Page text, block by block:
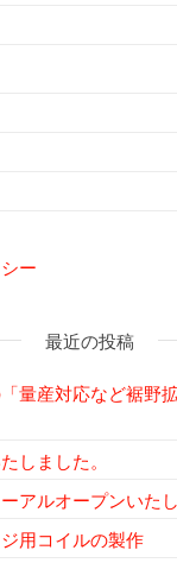
ー
最近の投稿
量産対応など裾野
しました。
アルオープンいたし
用コイルの製作